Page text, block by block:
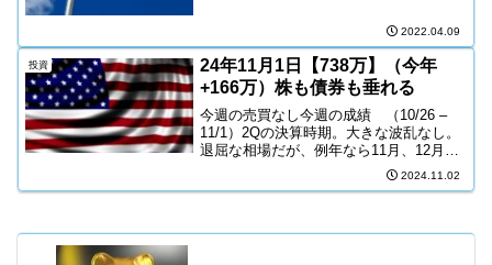
2022.04.09
投資
24年11月1日【738万】（今年
+166万）株も債券も垂れる
今週の売買なし今週の成績 （10/26 –
11/1）2Qの決算時期。大きな波乱なし。
退屈な相場だが、例年なら11月、12月に
株価は上昇するのだから、それをワクワ
クして待つようにしている。確定拠出年
2024.11.02